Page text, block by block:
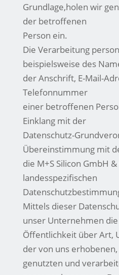
Grundlage,holen wir
der betroffenen
Person ein.
Die Verarbeitung
beispielsweise des
der Anschrift, E-Mail-
Telefonnummer
einer betroffenen
Einklang mit der
Datenschutz-
Übereinstimmung mit
die M+S Silicon GmbH
landesspezifischen
Mittels dieser
unser Unternehmen die
Öffentlichkeit über Art,
der von uns erhobenen,
genutzten und